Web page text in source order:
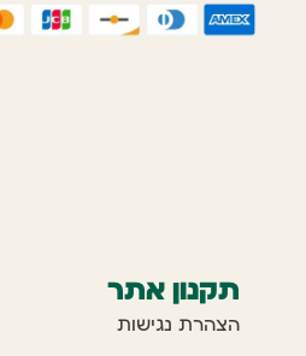
תקנון אתר
הצהרת נגישות